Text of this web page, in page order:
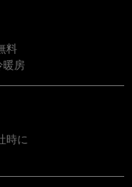
料
暖房
時に